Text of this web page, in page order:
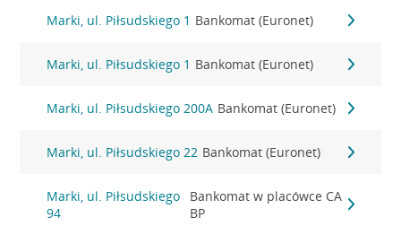
Marki, ul. Piłsudskiego 1 Bankomat (Euronet)
Marki, ul. Piłsudskiego 1 Bankomat (Euronet)
Marki, ul. Piłsudskiego 200A Bankomat (Euronet)
Marki, ul. Piłsudskiego 22 Bankomat (Euronet)
Marki, ul. Piłsudskiego
94
Bankomat w placówce CA
BP